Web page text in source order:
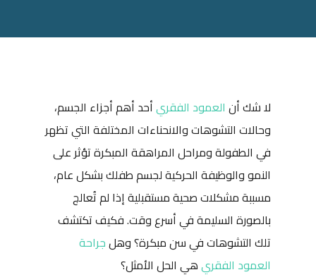
لا شك أن العمود الفقريأحد أهم أجزاء الجسم،
وحالات التشوهات والانحناءات المختلفة التي تظهر
في الطفولة ومراحل المراهقة المبكرة تؤثر على
النمو والوظيفة الحركية لجسم طفلك بشكل عام،
مسببة مشكلات صحية مستقبلية إذا لم تُعالج
بالصورة السليمة في أسرع وقت. فكيف تكتشف
تلك التشوهات في سن مبكرة؟ وهلجراحة
العمود الفقريهي الحل الأمثل؟